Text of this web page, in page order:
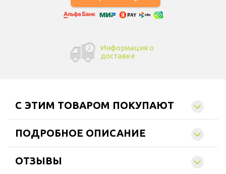
Информация о
доставке
C ЭТИМ ТОВАРОМ ПОКУПАЮТ
ПОДРОБНОЕ ОПИСАНИЕ
ОТЗЫВЫ